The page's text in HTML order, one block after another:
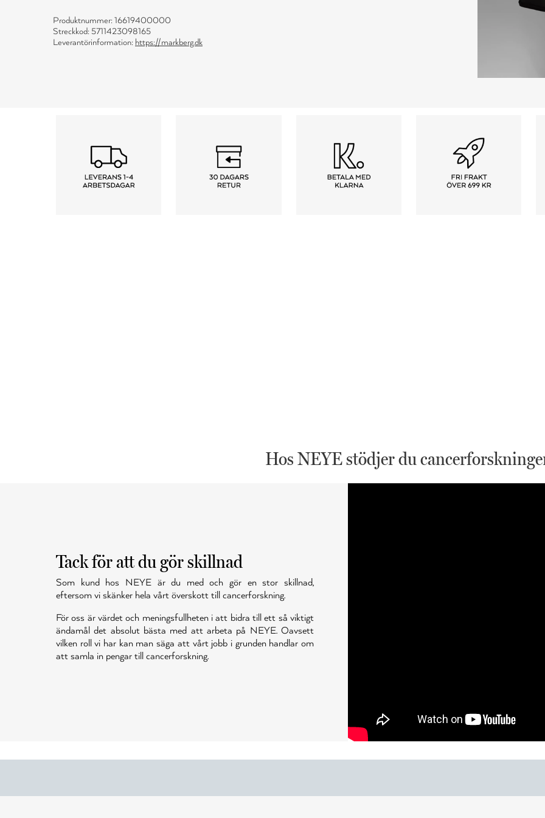
Produktnummer: 16619400000
Streckkod: 5711423098165
Leverantörinformation: https://markberg.dk
Hos NEYE stödjer du
Tack för att du gör skillnad
Som kund hos NEYE är du med och gör en stor skillnad,
eftersom vi skänker hela vårt överskott till cancerforskning.
För oss är värdet och meningsfullheten i att bidra till ett så viktigt
ändamål det absolut bästa med att arbeta på NEYE. Oavsett
vilken roll vi har kan man säga att vårt jobb i grunden handlar om
att samla in pengar till cancerforskning.